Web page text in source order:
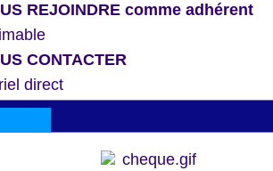
REJOINDRE comme adhérent
CONTACTER
direct